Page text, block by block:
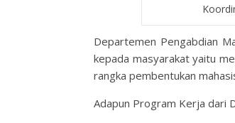
Departemen Pengabdian
kepada masyarakat yaitu
rangka pembentukan
Adapun Program Kerja dari